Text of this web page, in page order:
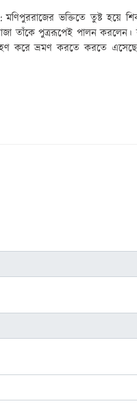
মণিপুররাজের ভক্তিতে তুষ্ট
তাঁকে পুত্ররূপেই পালন করলেন।
গ্রহণ করে ভ্রমণ করতে করতে